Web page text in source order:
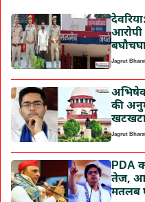
आरोपी
Jagrut
की
Jagrut
PDA
तेज,
मतलब